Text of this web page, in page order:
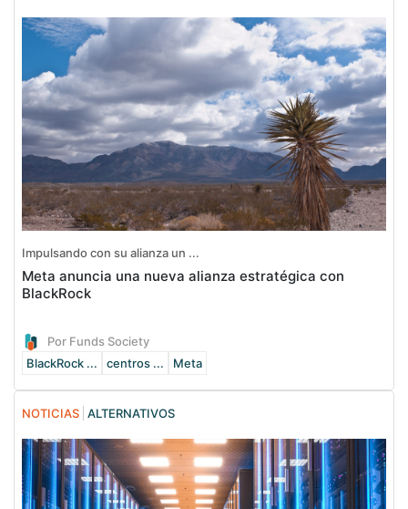
Impulsando con su alianza un ...
Meta anuncia una nueva alianza estratégica con
BlackRock
Por Funds Society
BlackRock ...
centros ... Meta
NOTICIAS ALTERNATIVOS